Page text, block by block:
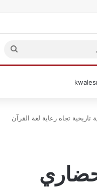
بحث
عن
تجاه رعاية لغة القرآن